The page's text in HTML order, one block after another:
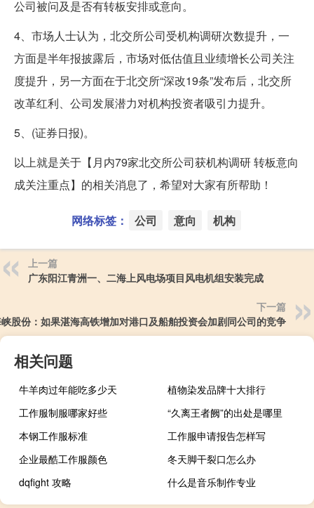
公司被问及是否有转板安排或意向。
4、市场人士认为，北交所公司受机构调研次数提升，一
方面是半年报披露后，市场对低估值且业绩增长公司关注
度提升，另一方面在于北交所“深改19条”发布后，北交所
改革红利、公司发展潜力对机构投资者吸引力提升。
5、(证券日报)。
以上就是关于【月内79家北交所公司获机构调研 转板意向
成关注重点】的相关消息了，希望对大家有所帮助！
网络标签： 公司 意向 机构
上一篇
广东阳江青洲一、二海上风电场项目风电机组安装完成
下一篇
股份：如果湛海高铁增加对港口及船舶投资会加剧同公司的竞争
相关问题
牛羊肉过年能吃多少天
植物染发品牌十大排行
工作服制服哪家好些
“久离王者阙”的出处是哪里
本钢工作服标准
工作服申请报告怎样写
企业最酷工作服颜色
冬天脚干裂口怎么办
dqfight 攻略
什么是音乐制作专业